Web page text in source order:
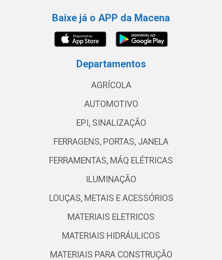
Baixe já o APP da Macena
Departamentos
AGRÍCOLA
AUTOMOTIVO
EPI, SINALIZAÇÃO
FERRAGENS, PORTAS, JANELA
FERRAMENTAS, MÁQ ELÉTRICAS
ILUMINAÇÃO
LOUÇAS, METAIS E ACESSÓRIOS
MATERIAIS ELETRICOS
MATERIAIS HIDRÁULICOS
MATERIAIS PARA CONSTRUÇÃO